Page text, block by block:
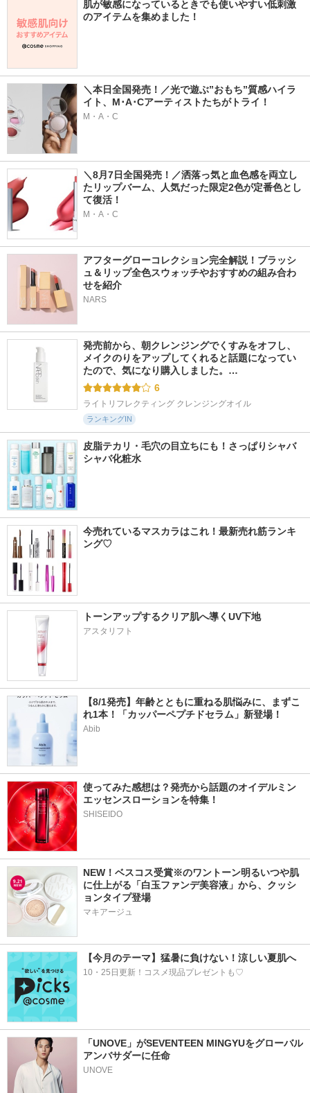
肌が敏感になっているときでも使いやすい低刺激
のアイテムを集めました！
＼本日全国発売！／光で遊ぶ”おもち”質感ハイラ
イト、M･A･Cアーティストたちがトライ！
M・A・C
＼8月7日全国発売！／洒落っ気と血色感を両立し
たリップバーム、人気だった限定2色が定番色とし
て復活！
M・A・C
アフターグローコレクション完全解説！ブラッシ
ュ＆リップ全色スウォッチやおすすめの組み合わ
せを紹介
NARS
発売前から、朝クレンジングでくすみをオフし、
メイクのりをアップしてくれると話題になってい
たので、気になり購入しました。…
6
ライトリフレクティング クレンジングオイル
ランキングIN
皮脂テカリ・毛穴の目立ちにも！さっぱりシャバ
シャバ化粧水
今売れているマスカラはこれ！最新売れ筋ランキ
ング♡
トーンアップするクリア肌へ導くUV下地
アスタリフト
【8/1発売】年齢とともに重ねる肌悩みに、まずこ
れ1本！「カッパーペプチドセラム」新登場！
Abib
使ってみた感想は？発売から話題のオイデルミン
エッセンスローションを特集！
SHISEIDO
NEW！ベスコス受賞※のワントーン明るいつや肌
に仕上がる「白玉ファンデ美容液」から、クッシ
ョンタイプ登場
マキアージュ
【今月のテーマ】猛暑に負けない！涼しい夏肌へ
10・25日更新！コスメ現品プレゼントも♡
「UNOVE」がSEVENTEEN MINGYUをグローバル
アンバサダーに任命
UNOVE